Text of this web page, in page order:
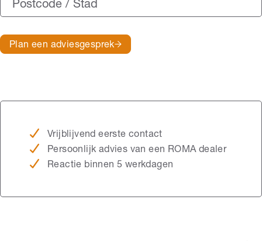
Plan een adviesgesprek
Vrijblijvend eerste contact
Persoonlijk advies van een ROMA dealer
Reactie binnen 5 werkdagen